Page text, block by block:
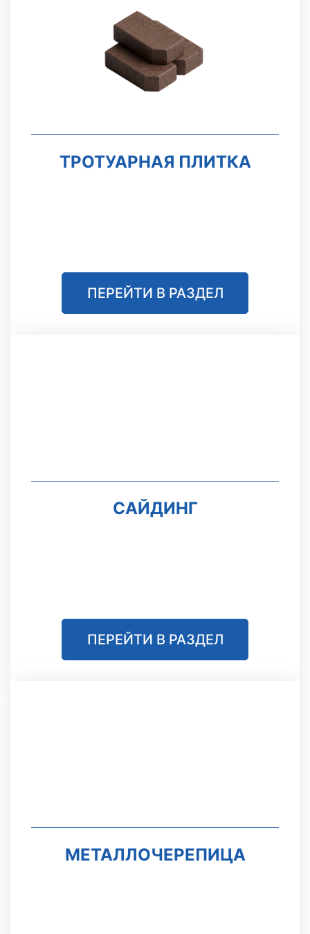
ТРОТУАРНАЯ ПЛИТКА
ПЕРЕЙТИ В РАЗДЕЛ
САЙДИНГ
ПЕРЕЙТИ В РАЗДЕЛ
МЕТАЛЛОЧЕРЕПИЦА